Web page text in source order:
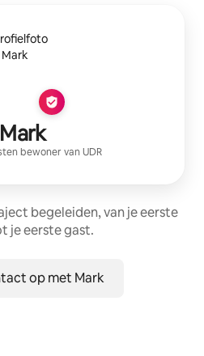
Mark
en bewoner van UDR
begeleiden, van je eerste
je eerste gast.
op met Mark